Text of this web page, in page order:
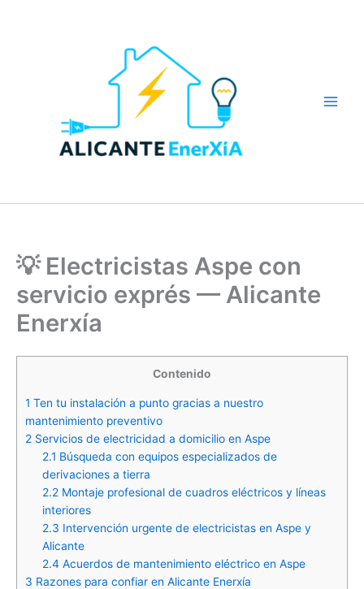
💡 Electricistas Aspe con
servicio exprés — Alicante
Enerxía
Contenido
1 Ten tu instalación a punto gracias a nuestro
mantenimiento preventivo
2 Servicios de electricidad a domicilio en Aspe
2.1 Búsqueda con equipos especializados de
derivaciones a tierra
2.2Montaje profesional de cuadros eléctricos y líneas
interiores
2.3 Intervención urgente de electricistas en Aspe y
Alicante
2.4 Acuerdos de mantenimiento eléctrico en Aspe
3 Razones para confiar en Alicante Enerxía